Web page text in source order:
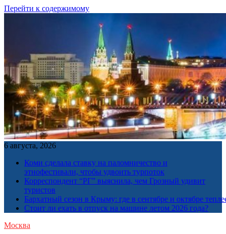
Перейти к содержимому
6 августа, 2026
Коми сделала ставку на паломничество и
этнофестивали, чтобы удвоить турпоток
Корреспондент “РГ” выяснила, чем Грозный удивит
туристов
Бархатный сезон в Крыму: где в сентябре и октябре
Стоит ли ехать в отпуск на машине летом 2026 года?
Москва